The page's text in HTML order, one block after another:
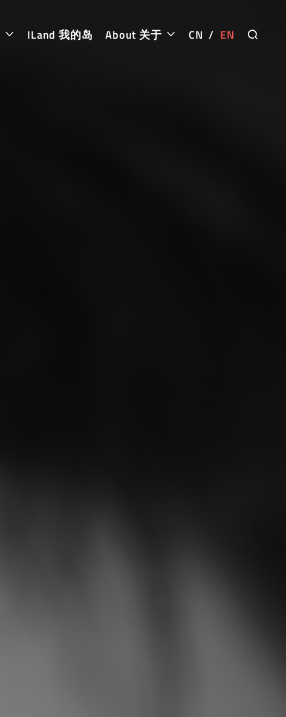
ILand 我的岛 About 关于 CN / EN